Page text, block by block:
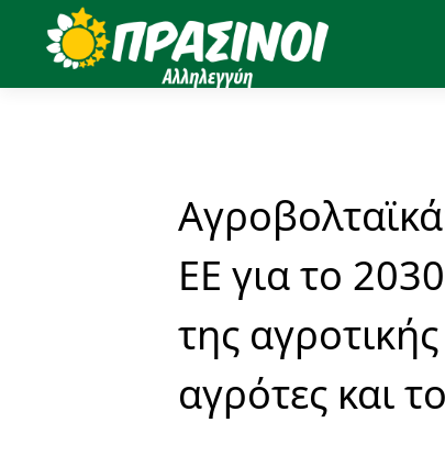
ΕΕ για το
της
αγρότες και